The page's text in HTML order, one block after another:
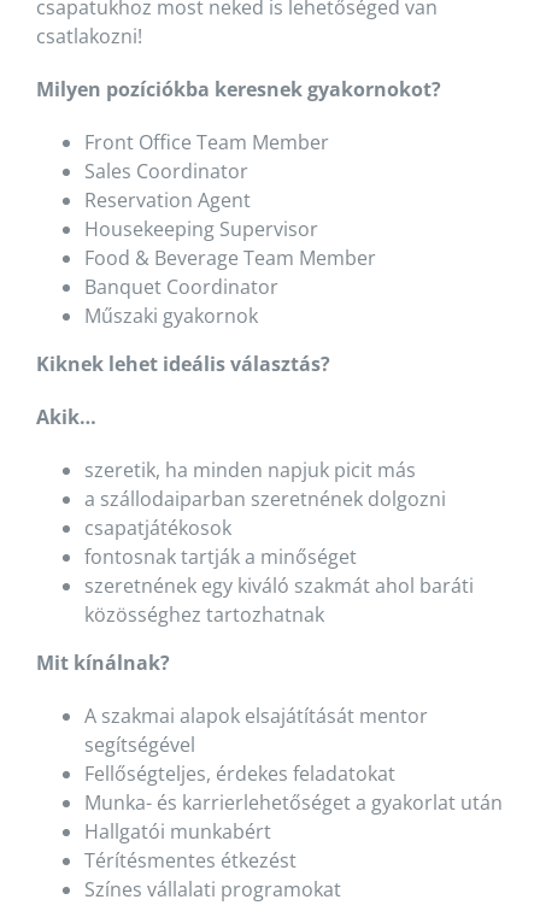
csapatukhoz most neked is lehetőséged van
csatlakozni!
Milyen pozíciókba keresnek gyakornokot?
Front Office Team Member
Sales Coordinator
Reservation Agent
Housekeeping Supervisor
Food & Beverage Team Member
Banquet Coordinator
Műszaki gyakornok
Kiknek lehet ideális választás?
Akik…
szeretik, ha minden napjuk picit más
a szállodaiparban szeretnének dolgozni
csapatjátékosok
fontosnak tartják a minőséget
szeretnének egy kiváló szakmát ahol baráti
közösséghez tartozhatnak
Mit kínálnak?
A szakmai alapok elsajátítását mentor
segítségével
Fellőségteljes, érdekes feladatokat
Munka- és karrierlehetőséget a gyakorlat után
Hallgatói munkabért
Térítésmentes étkezést
Színes vállalati programokat